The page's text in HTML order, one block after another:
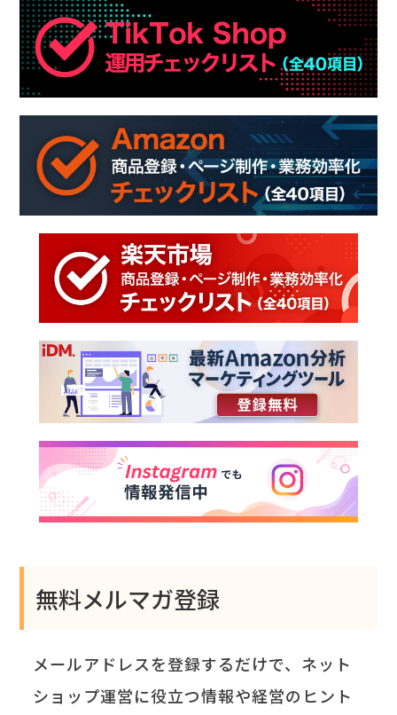
無料メルマガ登録
メールアドレスを登録するだけで、ネット
ショップ運営に役立つ情報や経営のヒント